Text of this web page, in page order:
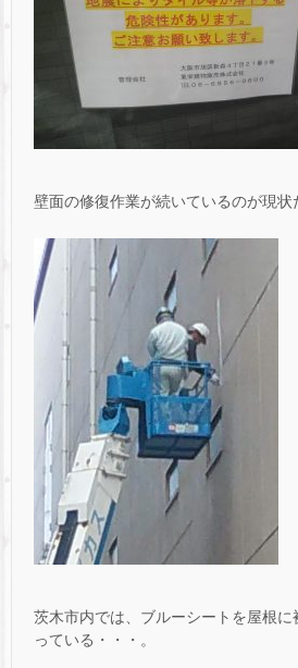
壁面の修復作業が続いているのが現状
茨木市内では、ブルーシートを屋根
っている・・・。